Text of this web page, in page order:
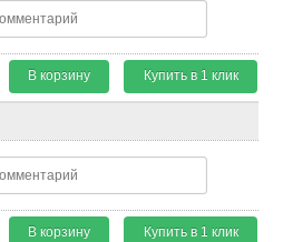
В корзину Купить в 1 клик
В корзину Купить в 1 клик